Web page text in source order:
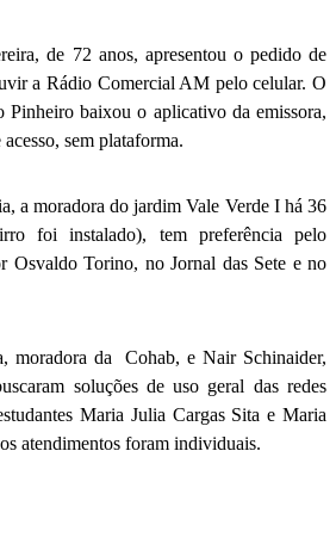
de 72 anos, apresentou o pedido de
a Rádio Comercial AM pelo celular. O
Pinheiro baixou o aplicativo da emissora,
sem plataforma.
a moradora do jardim Vale Verde I há 36
foi instalado), tem preferência pelo
Osvaldo Torino, no Jornal das Sete e no
moradora da Cohab, e Nair Schinaider,
soluções de uso geral das redes
Maria Julia Cargas Sita e Maria
atendimentos foram individuais.